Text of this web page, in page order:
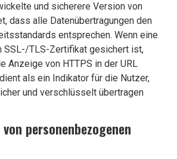
und sicherere Version von
dass alle Datenübertragungen den
entsprechen. Wenn eine
SSL-/TLS-Zertifikat gesichert ist,
Anzeige von HTTPS in der URL
als ein Indikator für die Nutzer,
und verschlüsselt übertragen
personenbezogenen